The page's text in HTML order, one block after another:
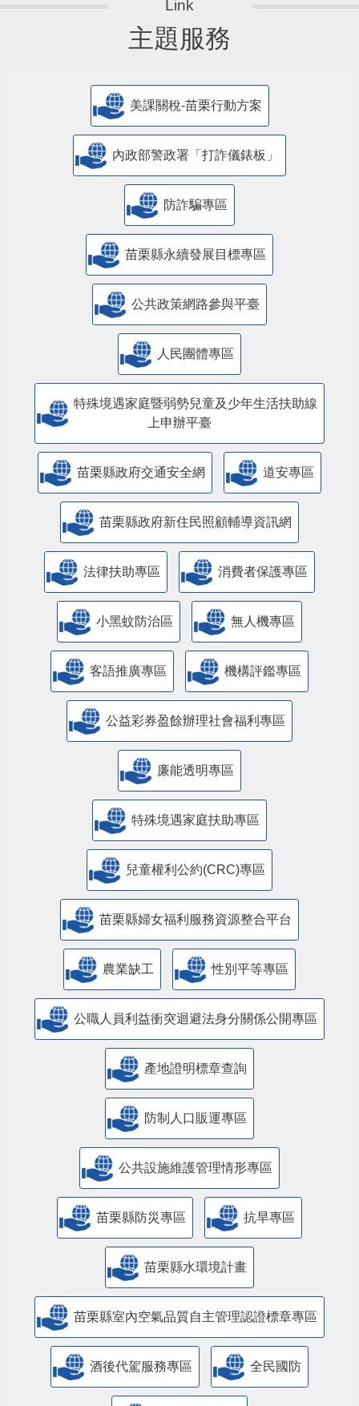
主題服務
美課關稅-苗栗行動方案
內政部警政署「打詐儀錶板」
防詐騙專區
苗栗縣永續發展目標專區
公共政策網路參與平臺
人民團體專區
特殊境遇家庭暨弱勢兒童及少年生活扶助線
上申辦平臺
苗栗縣政府交通安全網 道安專區
苗栗縣政府新住民照顧輔導資訊網
法律扶助專區 消費者保護專區
小黑蚊防治區 無人機專區
客語推廣專區 機構評鑑專區
公益彩券盈餘辦理社會福利專區
廉能透明專區
特殊境遇家庭扶助專區
兒童權利公約(CRC)專區
苗栗縣婦女福利服務資源整合平台
農業缺工 性別平等專區
公職人員利益衝突迴避法身分關係公開專區
產地證明標章查詢
防制人口販運專區
​公共設施維護管理情形專區
苗栗縣防災專區 抗旱專區
苗栗縣水環境計畫
苗栗縣室內空氣品質自主管理認證標章專區
酒後代駕服務專區 全民國防